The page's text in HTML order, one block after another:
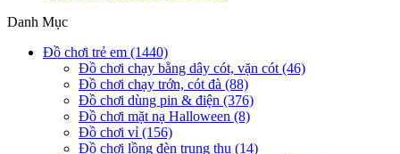
Danh Mục
Đồ chơi trẻ em (1440)
Đồ chơi chạy bằng dây cót, vặn cót (46)
Đồ chơi chạy trớn, cót đà (88)
Đồ chơi dùng pin & điện (376)
Đồ chơi mặt nạ Halloween (8)
Đồ chơi vỉ (156)
Đồ chơi lồng đèn trung thu (14)